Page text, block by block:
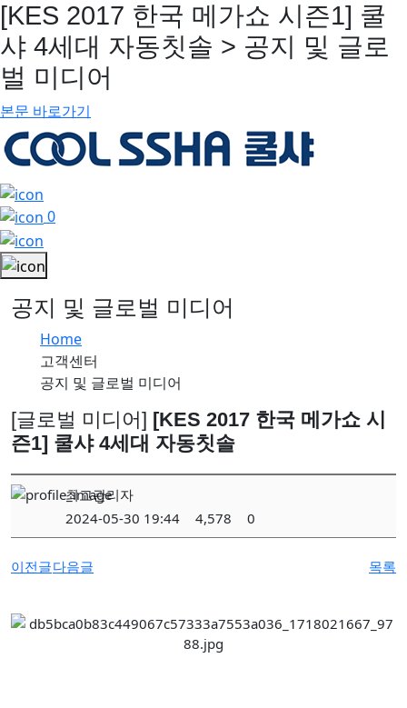
[KES 2017 한국 메가쇼 시즌1] 쿨
샤 4세대 자동칫솔 > 공지 및 글로
벌 미디어
본문 바로가기
0
공지 및 글로벌 미디어
Home
고객센터
공지 및 글로벌 미디어
[글로벌 미디어] [KES 2017 한국 메가쇼 시
즌1] 쿨샤 4세대 자동칫솔
최고관리자
2024-05-30 19:44
4,578 0
이전글다음글 목록